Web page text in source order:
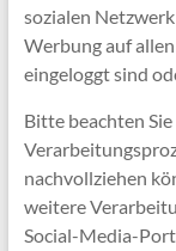
sozialen
Werbung auf
eingeloggt sind
Bitte beachten
nachvollziehen
weitere
Social-Media-